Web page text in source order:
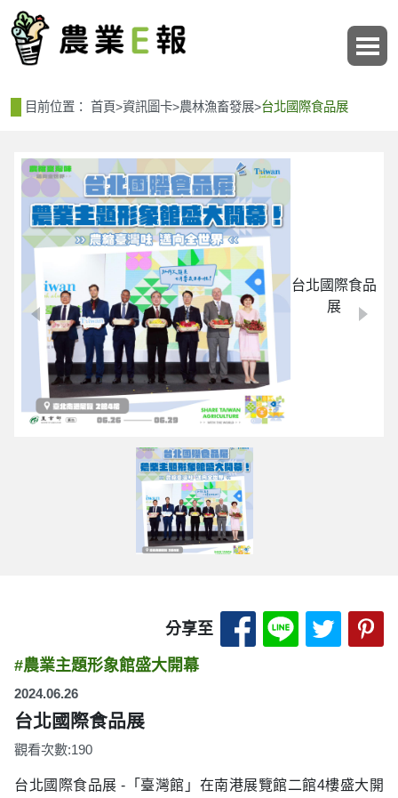
目前位置： 首頁>資訊圖卡>農林漁畜發展>台北國際食品展
台北國際食品
展
分享至 分享至 Facebook-
分享至分享
#農業主題形象館盛大開幕
2024.06.26
台北國際食品展
觀看次數:190
台北國際食品展 -「臺灣館」在南港展覽館二館4樓盛大開